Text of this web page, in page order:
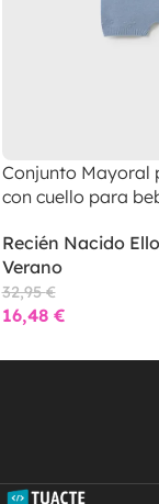
Conjunto Mayoral
con cuello para
Recién Nacido
Verano
32,95€
16,48 €